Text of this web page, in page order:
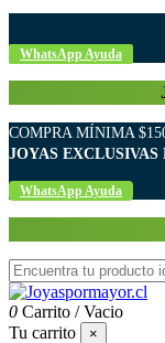
WhatsApp Ayuda
COMPRA MÍNIMA
JOYAS EXCLUSIVAS
WhatsApp Ayuda
0 Carrito /Vacio
Tu carrito
×